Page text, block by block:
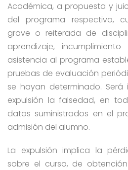
Académica, a propuesta y
del programa respectivo,
grave o reiterada de
aprendizaje,
asistencia al programa
pruebas de evaluación
se hayan determinado.
expulsión la falsedad, en
datos suministrados en el
admisión del alumno.
La expulsión implica la
sobre el curso, de